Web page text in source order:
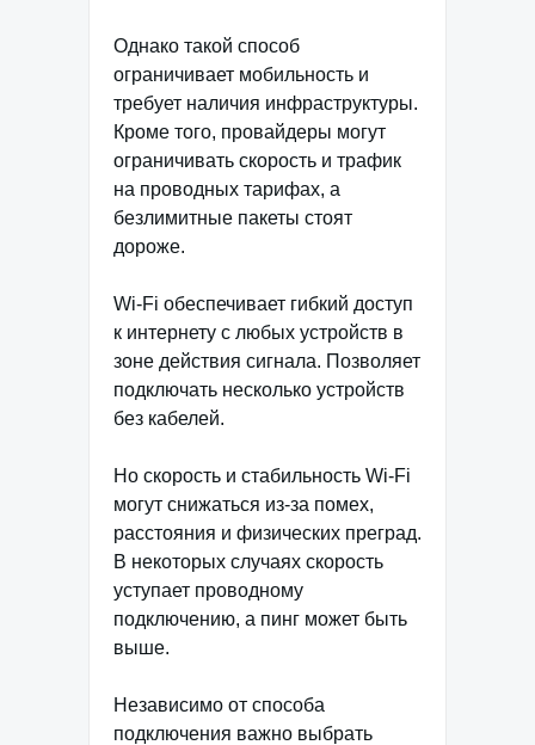
Однако такой способ
ограничивает мобильность и
требует наличия инфраструктуры.
Кроме того, провайдеры могут
ограничивать скорость и трафик
на проводных тарифах, а
безлимитные пакеты стоят
дороже.
Wi-Fi обеспечивает гибкий доступ
к интернету с любых устройств в
зоне действия сигнала. Позволяет
подключать несколько устройств
без кабелей.
Но скорость и стабильность Wi-Fi
могут снижаться из-за помех,
расстояния и физических преград.
В некоторых случаях скорость
уступает проводному
подключению, а пинг может быть
выше.
Независимо от способа
подключения важно выбрать